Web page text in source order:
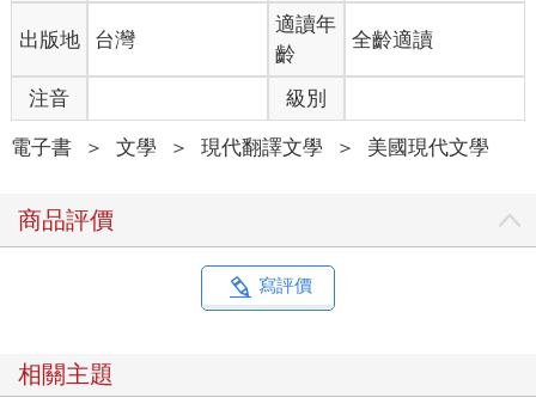
出版地 台灣
適讀年
齡
全齡適讀
注音 級別
電子書 ＞ 文學 ＞ 現代翻譯文學 ＞ 美國現代文學
商品評價
寫評價
相關主題